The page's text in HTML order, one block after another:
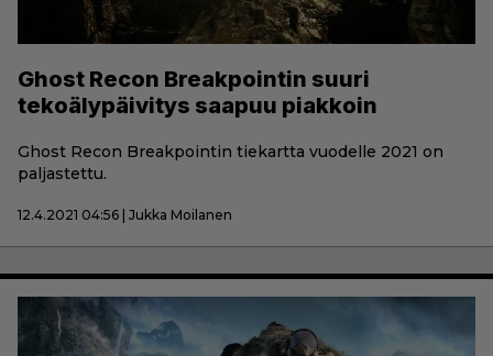
Ghost Recon Breakpointin suuri
tekoälypäivitys saapuu piakkoin
Ghost Recon Breakpointin tiekartta vuodelle 2021 on
paljastettu.
12.4.2021 04:56 | Jukka Moilanen